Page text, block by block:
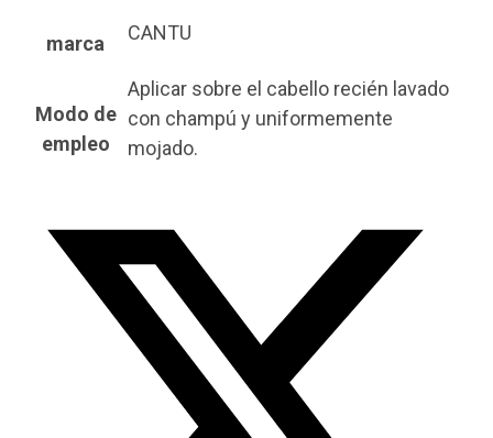
marca CANTU
Modo de
empleo
Aplicar sobre el cabello recién lavado
con champú y uniformemente
mojado.